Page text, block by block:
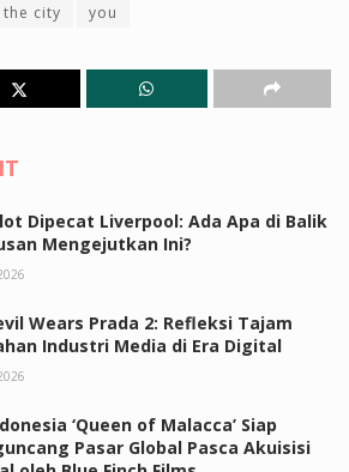
the city you
Dipecat Liverpool: Ada Apa di Balik
Mengejutkan Ini?
Wears Prada 2: Refleksi Tajam
Industri Media di Era Digital
‘Queen of Malacca’ Siap
Pasar Global Pasca Akuisisi